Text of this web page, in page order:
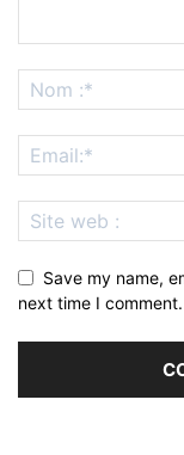
Save my name,
next time I comment.